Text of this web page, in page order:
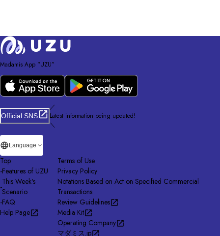
Madamis App “UZU”
Official SNS
／
Latest information being updated!
＼
Language
Top
-Features of UZU
-
This Week's
Scenario
-FAQ
Help Page
Terms of Use
Privacy Policy
Notations Based on Act on Specified Commercial
Transactions
Review Guidelines
Media Kit
Operating Company
マダミス.jp